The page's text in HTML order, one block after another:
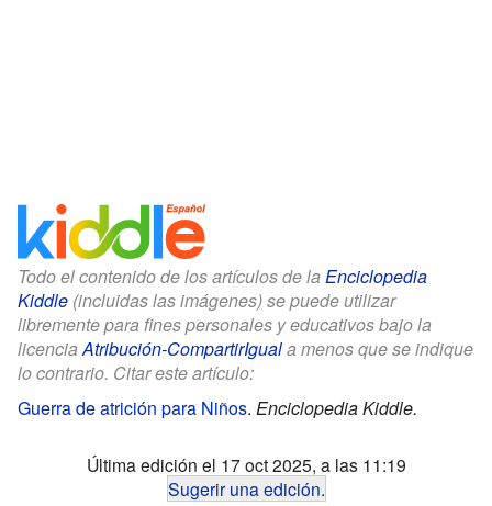
Todo el contenido de los artículos de la Enciclopedia
Kiddle (incluidas las imágenes) se puede utilizar
libremente para fines personales y educativos bajo la
licenciaAtribución-CompartirIguala menos que se indique
lo contrario. Citar este artículo:
Guerra de atrición para Niños. Enciclopedia Kiddle.
Última edición el 17 oct 2025, a las 11:19
Sugerir una edición.